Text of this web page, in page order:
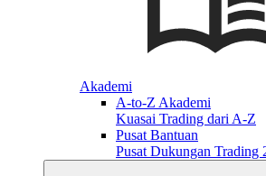
Akademi
A-to-Z Akademi
Kuasai Trading dari A-Z
Pusat Bantuan
Pusat Dukungan Trading